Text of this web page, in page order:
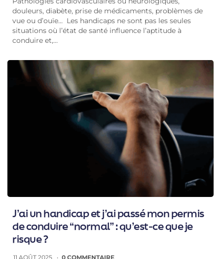
douleurs, diabète, prise de médicaments, problèmes de
vue ou d’ouïe… Les handicaps ne sont pas les seules
situations où l’état de santé influence l’aptitude à
conduire et,…
J’ai un handicap et j’ai passé mon permis
de conduire “normal” : qu’est-ce que je
risque ?
11 AOÛT 2025 0 COMMENTAIRE